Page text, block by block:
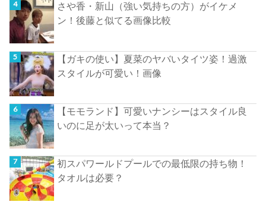
さや香・新山（強い気持ちの方）がイケメ
ン！後藤と似てる画像比較
【ガキの使い】夏菜のヤバいタイツ姿！過激
スタイルが可愛い！画像
【モモランド】可愛いナンシーはスタイル良
いのに足が太いって本当？
初スパワールドプールでの最低限の持ち物！
タオルは必要？